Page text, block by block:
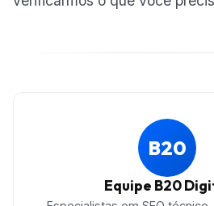
B20
Equipe B20